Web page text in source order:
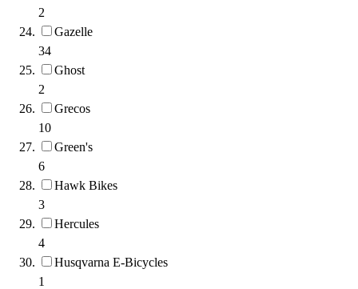
2
Gazelle
34
Ghost
2
Grecos
10
Green's
6
Hawk Bikes
3
Hercules
4
Husqvarna E-Bicycles
1